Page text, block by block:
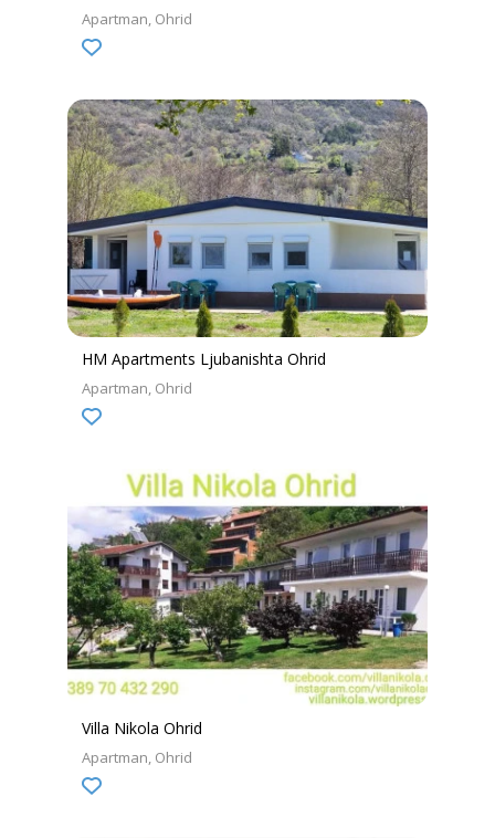
Apartman Ohrid
HM Apartments Ljubanishta Ohrid
Apartman Ohrid
Villa Nikola Ohrid
Apartman Ohrid